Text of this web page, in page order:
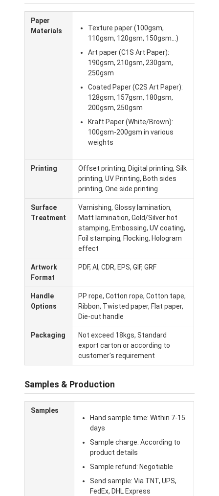
Visita à fábrica
Controle de qualidade
Contacte-nos
Impressão de caixas de embalagem
Caixa de empacotamento cosmética
Caixa de embalagem de eletrônicos
sacos de papel do presente
Caixa de presente rígida
caixa de exibição do contador
Atividades de distribuição
Impressão personalizada de brochuras
Paper
Materials
Texture paper (100gsm,
110gsm, 120gsm, 150gsm...)
Art paper (C1S Art Paper):
190gsm, 210gsm, 230gsm,
250gsm
Coated Paper (C2S Art Paper):
128gsm, 157gsm, 180gsm,
200gsm, 250gsm
Kraft Paper (White/Brown):
100gsm-200gsm in various
weights
Printing
Offset printing, Digital printing, Silk
printing, UV Printing, Both sides
printing, One side printing
Surface
Treatment
Varnishing, Glossy lamination,
Matt lamination, Gold/Silver hot
stamping, Embossing, UV coating,
Foil stamping, Flocking, Hologram
effect
Artwork
Format
PDF, AI, CDR, EPS, GIF, GRF
Handle
Options
PP rope, Cotton rope, Cotton tape,
Ribbon, Twisted paper, Flat paper,
Die-cut handle
Packaging
Not exceed 18kgs, Standard
export carton or according to
customer's requirement
Samples & Production
Samples
Hand sample time: Within 7-15
days
Sample charge: According to
product details
Sample refund: Negotiable
Send sample: Via TNT, UPS,
FedEx, DHL Express